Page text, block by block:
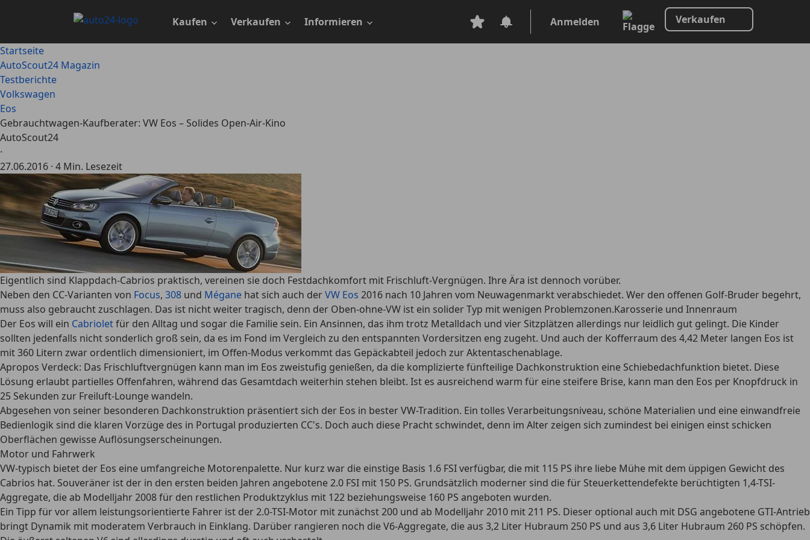
Kaufen Verkaufen Informieren Anmelden Verkaufen
Startseite
AutoScout24 Magazin
Testberichte
Volkswagen
Eos
Gebrauchtwagen-Kaufberater: VW Eos – Solides Open-Air-Kino
AutoScout24
·
27.06.2016 · 4 Min. Lesezeit
Eigentlich sind Klappdach-Cabrios praktisch, vereinen sie doch Festdachkomfort mit Frischluft-Vergnügen. Ihre Ära ist dennoch vorüber.
Neben den CC-Varianten von Focus, 308 und Mégane hat sich auch derVW Eos 2016 nach 10 Jahren vom Neuwagenmarkt verabschiedet. Wer den offenen Golf-Bruder begehrt,
muss also gebraucht zuschlagen. Das ist nicht weiter tragisch, denn der Oben-ohne-VW ist ein solider Typ mit wenigen Problemzonen.Karosserie und Innenraum
Der Eos will ein Cabrioletfür den Alltag und sogar die Familie sein. Ein Ansinnen, das ihm trotz Metalldach und vier Sitzplätzen allerdings nur leidlich gut gelingt. Die Kinder
sollten jedenfalls nicht sonderlich groß sein, da es im Fond im Vergleich zu den entspannten Vordersitzen eng zugeht. Und auch der Kofferraum des 4,42 Meter langen Eos ist
mit 360 Litern zwar ordentlich dimensioniert, im Offen-Modus verkommt das Gepäckabteil jedoch zur Aktentaschenablage.
Apropos Verdeck: Das Frischluftvergnügen kann man im Eos zweistufig genießen, da die komplizierte fünfteilige Dachkonstruktion eine Schiebedachfunktion bietet. Diese
Lösung erlaubt partielles Offenfahren, während das Gesamtdach weiterhin stehen bleibt. Ist es ausreichend warm für eine steifere Brise, kann man den Eos per Knopfdruck in
25 Sekunden zur Freiluft-Lounge wandeln.
Abgesehen von seiner besonderen Dachkonstruktion präsentiert sich der Eos in bester VW-Tradition. Ein tolles Verarbeitungsniveau, schöne Materialien und eine einwandfreie
Bedienlogik sind die klaren Vorzüge des in Portugal produzierten CC's. Doch auch diese Pracht schwindet, denn im Alter zeigen sich zumindest bei einigen einst schicken
Oberflächen gewisse Auflösungserscheinungen.
Motor und Fahrwerk
VW-typisch bietet der Eos eine umfangreiche Motorenpalette. Nur kurz war die einstige Basis 1.6 FSI verfügbar, die mit 115 PS ihre liebe Mühe mit dem üppigen Gewicht des
Cabrios hat. Souveräner ist der in den ersten beiden Jahren angebotene 2.0 FSI mit 150 PS. Grundsätzlich moderner sind die für Steuerkettendefekte berüchtigten 1,4-TSI-
Aggregate, die ab Modelljahr 2008 für den restlichen Produktzyklus mit 122 beziehungsweise 160 PS angeboten wurden.
Ein Tipp für vor allem leistungsorientierte Fahrer ist der 2.0-TSI-Motor mit zunächst 200 und ab Modelljahr 2010 mit 211 PS. Dieser optional auch mit DSG angebotene GTI-Antrieb
bringt Dynamik mit moderatem Verbrauch in Einklang. Darüber rangieren noch die V6-Aggregate, die aus 3,2 Liter Hubraum 250 PS und aus 3,6 Liter Hubraum 260 PS schöpfen.